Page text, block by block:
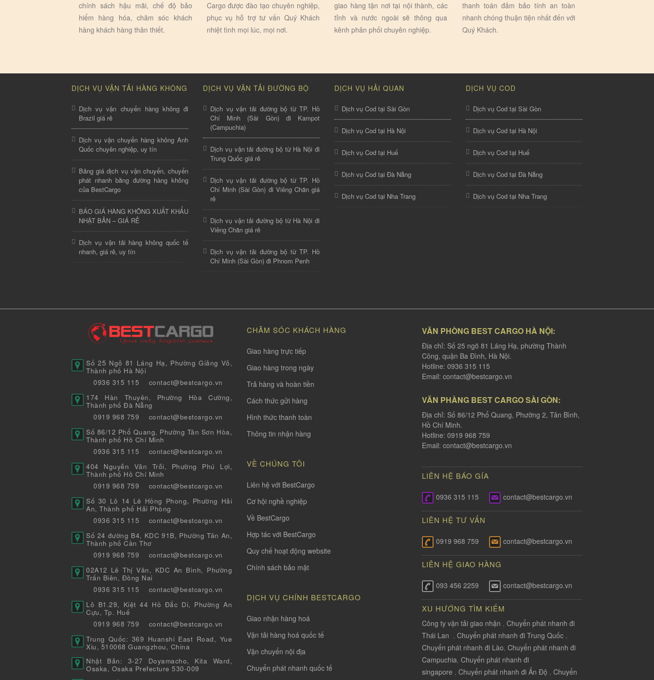
chính sách hậu mãi, chế độ bảo
hiểm hàng hóa, chăm sóc khách
hàng khách hàng thân thiết.
Cargo được đào tạo chuyên nghiệp,
phục vụ hỗ trợ tư vấn Quý Khách
nhiệt tình mọi lúc, mọi nơi.
giao hàng tận nơi tại nội thành, các
tỉnh và nước ngoài sẽ thông qua
kênh phân phối chuyên nghiệp.
thanh toán đảm bảo tính an toàn
nhanh chóng thuận tiện nhất đến với
Quý Khách.
DỊCH VỤ VẬN TẢI HÀNG KHÔNG
Dịch vụ vận chuyển hàng không đi
Brazil giá rẻ
Dịch vụ vận chuyển hàng không Anh
Quốc chuyên nghiệp, uy tín
Bảng giá dịch vụ vận chuyển, chuyển
phát nhanh bằng đường hàng không
của BestCargo
BÁO GIÁ HÀNG KHÔNG XUẤT KHẨU
NHẬT BẢN – GIÁ RẺ
Dịch vụ vận tải hàng không quốc tế
nhanh, giá rẻ, uy tín
DỊCH VỤ VẬN TẢI ĐƯỜNG BỘ
Dịch vụ vận tải đường bộ từ TP. Hồ
Chí Minh (Sài Gòn) đi Kampot
(Campuchia)
Dịch vụ vận tải đường bộ từ Hà Nội đi
Trung Quốc giá rẻ
Dịch vụ vận tải đường bộ từ TP. Hồ
Chí Minh (Sài Gòn) đi Viêng Chăn giá
rẻ
Dịch vụ vận tải đường bộ từ Hà Nội đi
Viêng Chăn giá rẻ
Dịch vụ vận tải đường bộ từ TP. Hồ
Chí Minh (Sài Gòn) đi Phnom Penh
DỊCH VỤ HẢI QUAN
Dịch vụ Cod tại Sài Gòn
Dịch vụ Cod tại Hà Nội
Dịch vụ Cod tại Huế
Dịch vụ Cod tại Đà Nẵng
Dịch vụ Cod tại Nha Trang
DỊCH VỤ COD
Dịch vụ Cod tại Sài Gòn
Dịch vụ Cod tại Hà Nội
Dịch vụ Cod tại Huế
Dịch vụ Cod tại Đà Nẵng
Dịch vụ Cod tại Nha Trang
Số 25 Ngõ 81 Láng Hạ, Phường Giảng Võ,
Thành phố Hà Nội
0936 315 115
contact@bestcargo.vn
174 Hàn Thuyên, Phường Hòa Cường,
Thành phố Đà Nẵng
0919 968 759
contact@bestcargo.vn
Số 86/12 Phổ Quang, Phường Tân Sơn Hòa,
Thành phố Hồ Chí Minh
0936 315 115
contact@bestcargo.vn
404 Nguyễn Văn Trỗi, Phường Phú Lợi,
Thành phố Hồ Chí Minh
0919 968 759
contact@bestcargo.vn
Số 30 Lô 14 Lê Hồng Phong, Phường Hải
An, Thành phố Hải Phòng
0936 315 115
contact@bestcargo.vn
Số 24 đường B4, KDC 91B, Phường Tân An,
Thành phố Cần Thơ
0919 968 759
contact@bestcargo.vn
02A12 Lê Thị Vân, KDC An Bình, Phường
Trấn Biên, Đồng Nai
0936 315 115
contact@bestcargo.vn
Lô B1.29, Kiệt 44 Hồ Đắc Di, Phường An
Cựu, Tp. Huế
0919 968 759
contact@bestcargo.vn
Trung Quốc: 369 Huanshi East Road, Yue
Xiu, 510068 Guangzhou, China
Nhật Bản: 3-27 Doyamacho, Kita Ward,
Osaka, Osaka Prefecture 530-009
CHĂM SÓC KHÁCH HÀNG
Giao hàng trực tiếp
Giao hàng trong ngày
Trả hàng và hoàn tiền
Cách thức gửi hàng
Hình thức thanh toàn
Thông tin nhận hàng
VỀ CHÚNG TÔI
Liên hệ với BestCargo
Cơ hội nghề nghiệp
Về BestCargo
Hợp tác với BestCargo
Quy chế hoạt động website
Chính sách bảo mật
DỊCH VỤ CHÍNH BESTCARGO
Giao nhận hàng hoá
Vận tải hàng hoá quốc tế
Vận chuyển nội địa
Chuyển phát nhanh quốc tế
VĂN PHÒNG BEST CARGO HÀ NỘI:
Địa chỉ: Số 25 ngõ 81 Láng Hạ, phường Thành
Công, quận Ba Đình, Hà Nội.
Hotline: 0936 315 115
Email: contact@bestcargo.vn
VĂN PHÀNG BEST CARGO SÀI GÒN:
Địa chỉ: Số 86/12 Phổ Quang, Phường 2, Tân Bình,
Hồ Chí Minh.
Hotline: 0919 968 759
Email: contact@bestcargo.vn
LIÊN HỆ BÁO GÍA
0936 315 115 contact@bestcargo.vn
LIÊN HỆ TƯ VẤN
0919 968 759 contact@bestcargo.vn
LIÊN HỆ GIAO HÀNG
093 456 2259 contact@bestcargo.vn
XU HƯỚNG TÌM KIẾM
Công ty vận tải giao nhận , Chuyển phát nhanh đi
Thái Lan , Chuyển phát nhanh đi Trung Quốc ,
Chuyển phát nhanh đi Lào, Chuyển phát nhanh đi
Campuchia, Chuyển phát nhanh đi
singapore , Chuyển phát nhanh đi Ấn Độ , Chuyển